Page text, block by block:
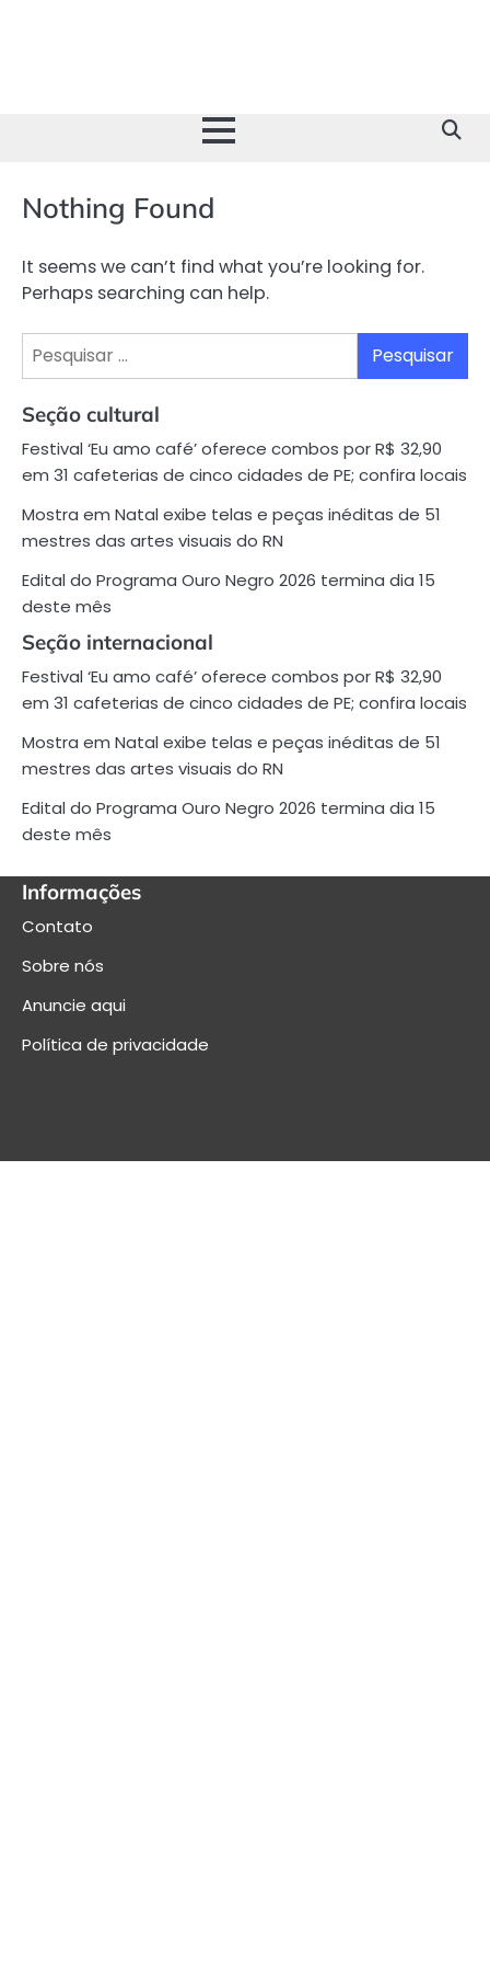
Nothing Found
It seems we can’t find what you’re looking for.
Perhaps searching can help.
Pesquisar
Seção cultural
Festival ‘Eu amo café’ oferece combos por R$ 32,90
em 31 cafeterias de cinco cidades de PE; confira locais
Mostra em Natal exibe telas e peças inéditas de 51
mestres das artes visuais do RN
Edital do Programa Ouro Negro 2026 termina dia 15
deste mês
Seção internacional
Festival ‘Eu amo café’ oferece combos por R$ 32,90
em 31 cafeterias de cinco cidades de PE; confira locais
Mostra em Natal exibe telas e peças inéditas de 51
mestres das artes visuais do RN
Edital do Programa Ouro Negro 2026 termina dia 15
deste mês
Informações
Contato
Sobre nós
Anuncie aqui
Política de privacidade